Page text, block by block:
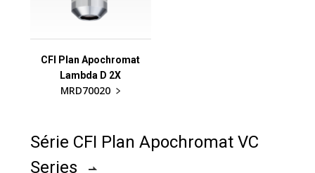
CFI Plan Apochromat
Lambda D 2X
MRD70020
Série CFI Plan Apochromat VC
Series